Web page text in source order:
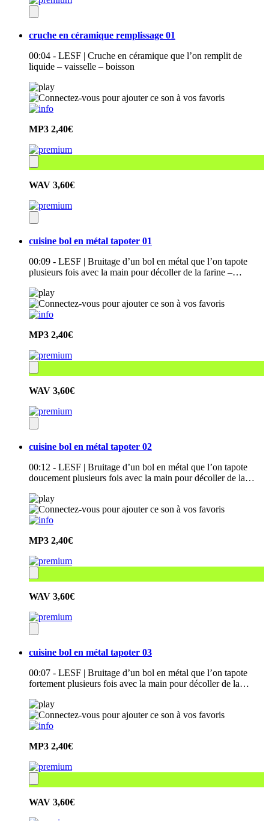
cruche en céramique remplissage 01
00:04 - LESF | Cruche en céramique que l’on remplit de
liquide – vaisselle – boisson
MP3 2,40€
WAV 3,60€
cuisine bol en métal tapoter 01
00:09 - LESF | Bruitage d’un bol en métal que l’on tapote
plusieurs fois avec la main pour décoller de la farine –…
MP3 2,40€
WAV 3,60€
cuisine bol en métal tapoter 02
00:12 - LESF | Bruitage d’un bol en métal que l’on tapote
doucement plusieurs fois avec la main pour décoller de la…
MP3 2,40€
WAV 3,60€
cuisine bol en métal tapoter 03
00:07 - LESF | Bruitage d’un bol en métal que l’on tapote
fortement plusieurs fois avec la main pour décoller de la…
MP3 2,40€
WAV 3,60€